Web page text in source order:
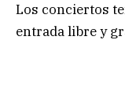
Los conciertos
entrada libre y